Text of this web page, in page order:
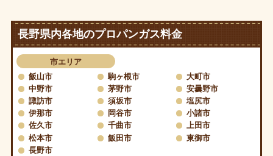
長野県内各地のプロパンガス料金
市エリア
飯山市
駒ヶ根市
大町市
中野市
茅野市
安曇野市
諏訪市
須坂市
塩尻市
伊那市
岡谷市
小諸市
佐久市
千曲市
上田市
松本市
飯田市
東御市
長野市